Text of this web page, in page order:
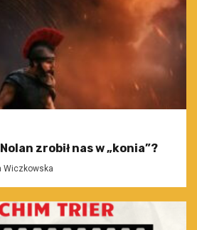
zrobił nas w „konia”?
Wiczkowska